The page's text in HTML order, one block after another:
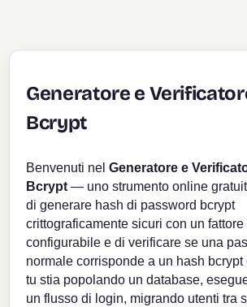
Generatore e
Bcrypt
Benvenuti nelGeneratore e
Bcrypt — uno strumento online
di generare hash di password bcrypt
crittograficamente sicuri con un
configurabile e di verificare se una
normale corrisponde a un hash
tu stia popolando un database,
un flusso di login, migrando utenti tra